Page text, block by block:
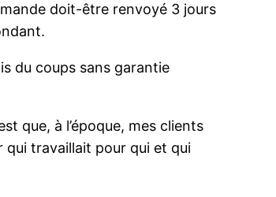
doit-être renvoyé 3 jours
du coups sans garantie
que, à l’époque, mes clients
qui travaillait pour qui et qui